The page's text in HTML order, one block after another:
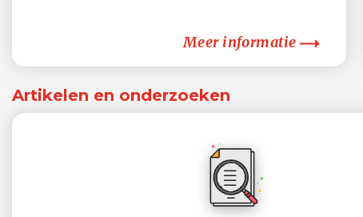
Meer informatie
Artikelen en onderzoeken